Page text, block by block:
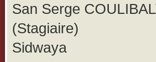
San Serge
(Stagiaire)
Sidwaya